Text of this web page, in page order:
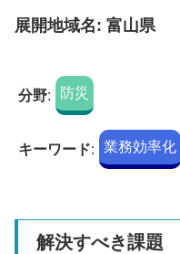
展開地域名: 富山県
分野: 防災
キーワード: 業務効率化
解決すべき課題